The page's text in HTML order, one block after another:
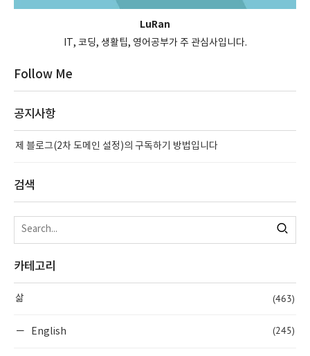
LuRan
IT, 코딩, 생활팁, 영어공부가 주 관심사입니다.
Follow Me
공지사항
제 블로그(2차 도메인 설정)의 구독하기 방법입니다
검색
카테고리
삶 (463)
English (245)